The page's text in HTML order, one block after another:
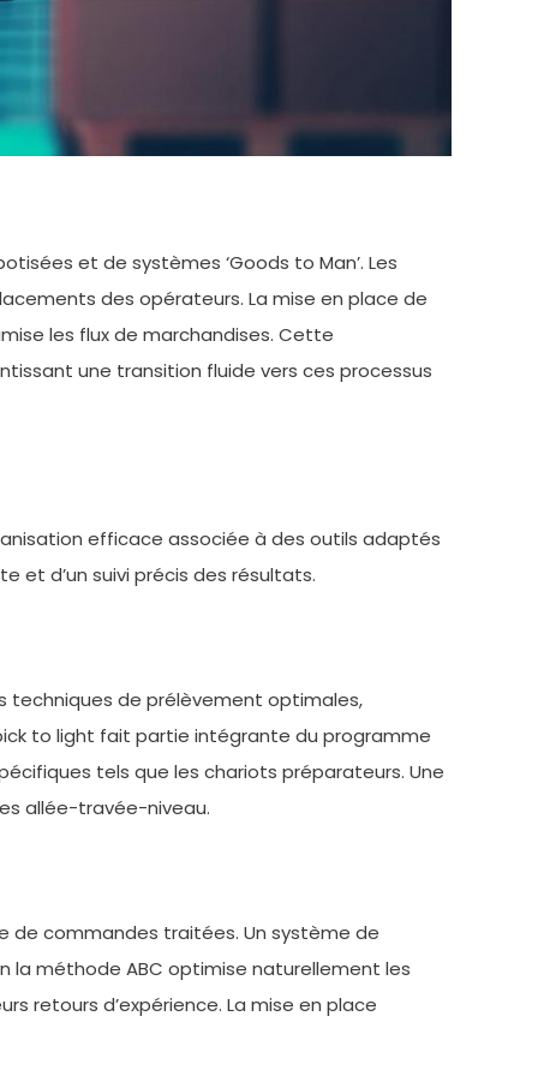
et de systèmes ‘Goods to Man’. Les
des opérateurs. La mise en place de
les flux de marchandises. Cette
une transition fluide vers ces processus
efficace associée à des outils adaptés
et d’un suivi précis des résultats.
techniques de prélèvement optimales,
to light fait partie intégrante du programme
tels que les chariots préparateurs. Une
allée-travée-niveau.
de commandes traitées. Un système de
la méthode ABC optimise naturellement les
retours d’expérience. La mise en place